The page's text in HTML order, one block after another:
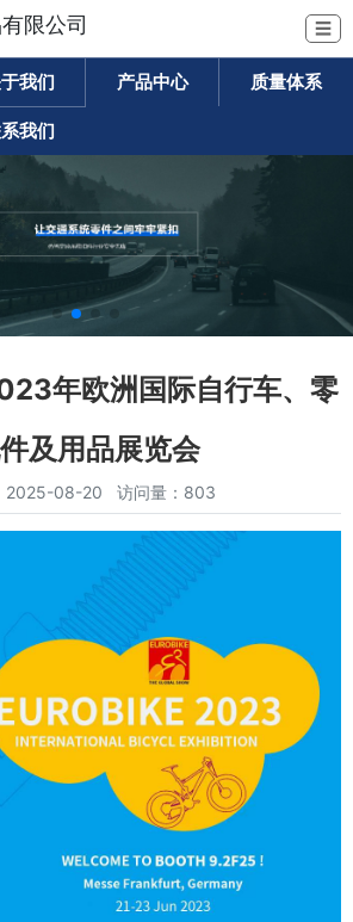
限公司 ☰
我们 产品中心 质量体系
我们
年欧洲国际自行车、零
及用品展览会
2025-08-20 访问量：803